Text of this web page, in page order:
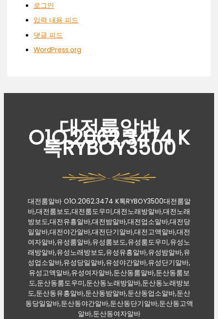
로그인
입력 내용 피드
댓글 피드
WordPress.org
대전룸알바
O1O.2062.3474 K
톡RYBOY3500
대전룸알바 O1O.2062.3474 K톡RYBOY3500대전룸알
바,대전룸보도,대전룸도우미,대전노래방알바,대전노래
방보도,대전유흥알바,대전밤알바,대전업소알바,대전당
일알바,대전야간알바,대전단기알바,대전고액알바,대전
여자알바,유성룸알바,유성룸보도,유성룸도우미,유성노
래방알바,유성노래방보도,유성유흥알바,유성밤알바,유
성업소알바,유성당일알바,유성야간알바,유성단기알바,
유성고액알바,유성여자알바,둔산동룸알바,둔산동룸보
도,둔산동룸도우미,둔산동노래방알바,둔산동노래방보
도,둔산동유흥알바,둔산동밤알바,둔산동업소알바,둔산
동당일알바,둔산동야간알바,둔산동단기알바,둔산동고액
알바,둔산동여자알바